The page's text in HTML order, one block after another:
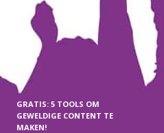
GRATIS: 5 TOOLS OM
GEWELDIGE CONTENT TE
MAKEN!